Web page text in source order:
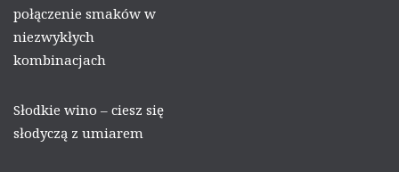
połączenie smaków w
niezwykłych
kombinacjach
Słodkie wino – ciesz się
słodyczą z umiarem